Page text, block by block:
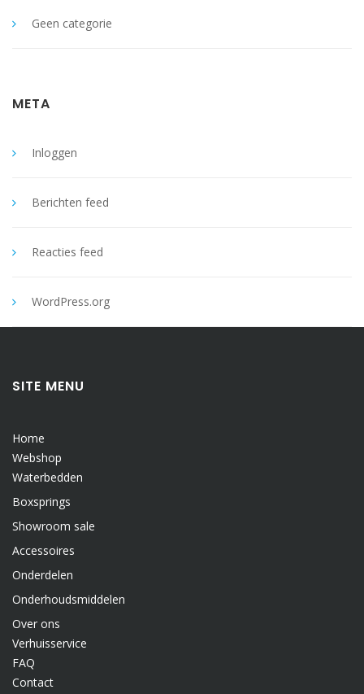
Geen categorie
META
Inloggen
Berichten feed
Reacties feed
WordPress.org
SITE MENU
Home
Webshop
Waterbedden
Boxsprings
Showroom sale
Accessoires
Onderdelen
Onderhoudsmiddelen
Over ons
Verhuisservice
FAQ
Contact